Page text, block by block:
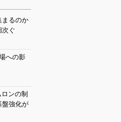
まるのか
ぐ
への影
ンの制
盤強化が